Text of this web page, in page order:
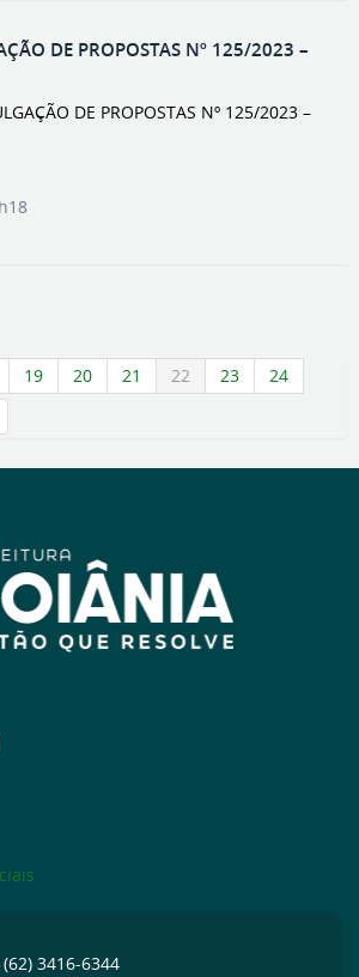
DE PROPOSTAS Nº 125/2023 –
DE PROPOSTAS Nº 125/2023 –
19 20 21 22 23
24
3416-6344